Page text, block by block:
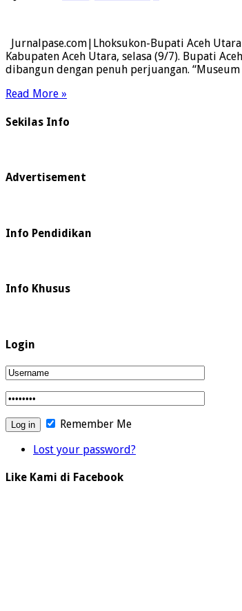
Jurnalpase.com|Lhoksukon-Bupati Aceh
Kabupaten Aceh Utara, selasa (9/7). Bupati
dibangun dengan penuh perjuangan.
Read More »
Sekilas Info
Advertisement
Info Pendidikan
Info Khusus
Login
Remember Me
Lost your password?
Like Kami di Facebook